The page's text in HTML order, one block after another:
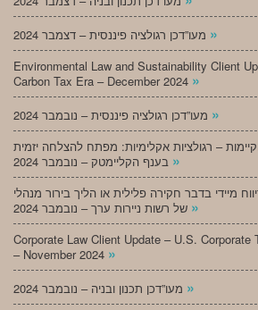
»
Environmental Law and Sustainability Client
Carbon Tax Era – December 2024 »
»
– רגולציות אקלימיות: מפתח להצלחה יזמית
»
מיידי בדבר חקירה פלילית או הליך בירור מנהלי
»
Corporate Law Client Update – U.S. Corporate
– November 2024 »
»